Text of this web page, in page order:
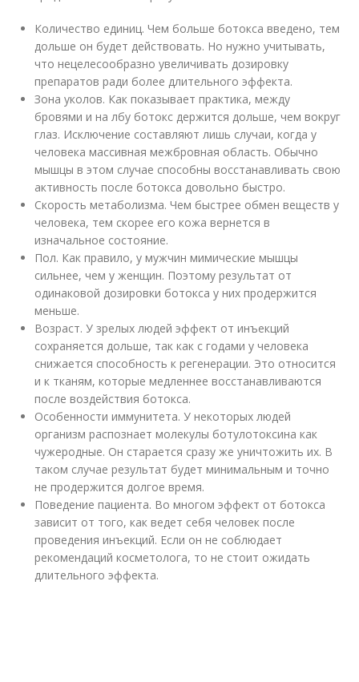
Количество единиц. Чем больше ботокса введено, тем
дольше он будет действовать. Но нужно учитывать,
что нецелесообразно увеличивать дозировку
препаратов ради более длительного эффекта.
Зона уколов. Как показывает практика, между
бровями и на лбу ботокс держится дольше, чем вокруг
глаз. Исключение составляют лишь случаи, когда у
человека массивная межбровная область. Обычно
мышцы в этом случае способны восстанавливать свою
активность после ботокса довольно быстро.
Скорость метаболизма. Чем быстрее обмен веществ у
человека, тем скорее его кожа вернется в
изначальное состояние.
Пол. Как правило, у мужчин мимические мышцы
сильнее, чем у женщин. Поэтому результат от
одинаковой дозировки ботокса у них продержится
меньше.
Возраст. У зрелых людей эффект от инъекций
сохраняется дольше, так как с годами у человека
снижается способность к регенерации. Это относится
и к тканям, которые медленнее восстанавливаются
после воздействия ботокса.
Особенности иммунитета. У некоторых людей
организм распознает молекулы ботулотоксина как
чужеродные. Он старается сразу же уничтожить их. В
таком случае результат будет минимальным и точно
не продержится долгое время.
Поведение пациента. Во многом эффект от ботокса
зависит от того, как ведет себя человек после
проведения инъекций. Если он не соблюдает
рекомендаций косметолога, то не стоит ожидать
длительного эффекта.